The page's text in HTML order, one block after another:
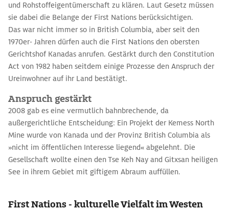
und Rohstoffeigentümerschaft zu klären. Laut Gesetz müssen
sie dabei die Belange der First Nations berücksichtigen.
Das war nicht immer so in British Columbia, aber seit den
1970er- Jahren dürfen auch die First ­Nations den obersten
Gerichtshof Kanadas anrufen. Gestärkt durch den Constitution
Act von 1982 haben seitdem einige Prozesse den Anspruch der
Ureinwohner auf ihr Land bestätigt.
Anspruch gestärkt
2008 gab es eine vermutlich bahnbrechende, da
außergerichtliche Entscheidung: Ein Projekt der Kemess North
Mine wurde von Kanada und der Provinz British Columbia als
»nicht im öffentlichen Interesse liegend« abgelehnt. Die
Gesellschaft wollte einen den Tse Keh Nay and Gitxsan heiligen
See in ihrem Gebiet mit giftigem Abraum auffüllen.
First Nations - kulturelle Vielfalt im Westen